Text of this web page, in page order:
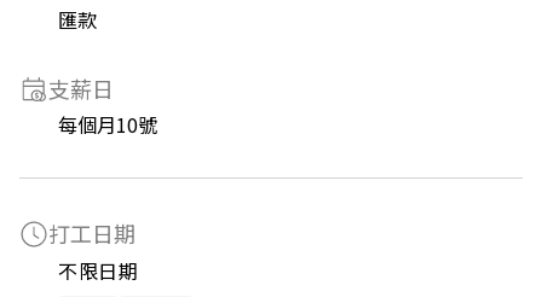
匯款
支薪日
每個月10號
打工日期
不限日期